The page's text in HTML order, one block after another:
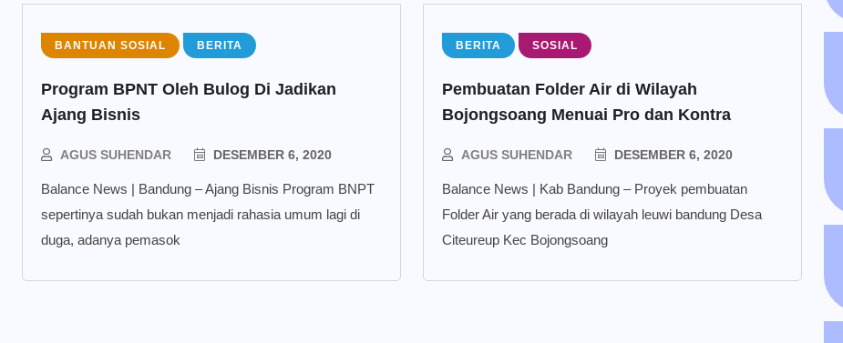
BANTUAN SOSIAL BERITA
Program BPNT Oleh Bulog Di Jadikan
Ajang Bisnis
AGUS SUHENDAR DESEMBER 6, 2020
Balance News | Bandung – Ajang Bisnis Program BNPT
sepertinya sudah bukan menjadi rahasia umum lagi di
duga, adanya pemasok
BERITA SOSIAL
Pembuatan Folder Air di Wilayah
Bojongsoang Menuai Pro dan Kontra
AGUS SUHENDAR DESEMBER 6, 2020
Balance News | Kab Bandung – Proyek pembuatan
Folder Air yang berada di wilayah leuwi bandung Desa
Citeureup Kec Bojongsoang